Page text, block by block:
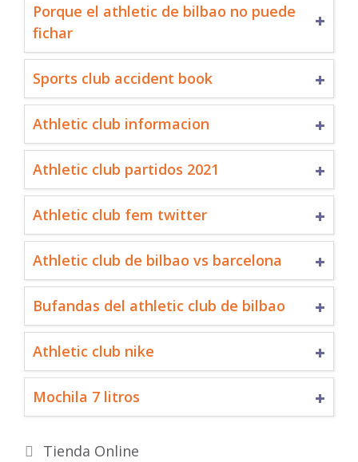
Porque el athletic de bilbao no puede
fichar
Sports club accident book
Athletic club informacion
Athletic club partidos 2021
Athletic club fem twitter
Athletic club de bilbao vs barcelona
Bufandas del athletic club de bilbao
Athletic club nike
Mochila 7 litros
Categorías
Tienda Online